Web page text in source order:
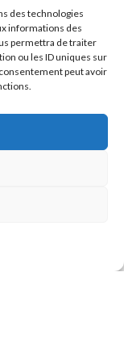
des technologies
informations des
permettra de traiter
ou les ID uniques sur
peut avoir
Le Lamentin,
23